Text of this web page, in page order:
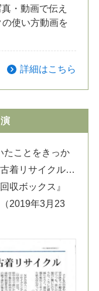
・動画で伝え
使い方動画を
詳細はこちら
たことをきっか
着リサイクル…
収ボックス』
2019年3月23